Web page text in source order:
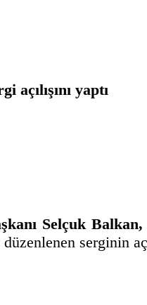
açılışını yaptı
Selçuk Balkan,
serginin